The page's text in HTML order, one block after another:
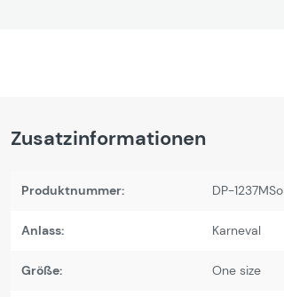
Zusatzinformationen
Produktnummer: DP-1237MSo
Anlass: Karneval
Größe: One size